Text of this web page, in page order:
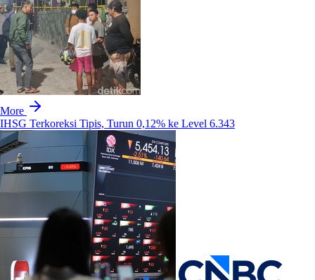
More
IHSG Terkoreksi Tipis, Turun 0,12% ke Level 6.343